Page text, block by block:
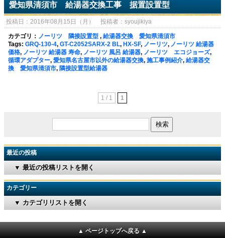
愛知県清須市 給湯器交換工事 据置設置型
投稿日：2016年08月15日（月） 投稿者：syoujikiya
カテゴリ： ノーリツ 隣接設置型, 給湯器交換 愛知県清須市
Tags: GRQ-130-4, GT-C2052SARX-2 BL, HX-SF, ノーリツ, ノーリツ 給湯器
価格, ノーリツ 給湯器 寿命, ノーリツ 風呂 給湯器, ノーリツ エコジョーズ,
循環アダプター, 愛知県名古屋市以外の給湯器交換, 施工事例紹介, 給湯器交
換 愛知県清須市, 隣接設置型給湯器
1 / 1 1
最近の投稿
▼ 最近の投稿リストを開く
カテゴリー
▼ カテゴリリストを開く
▲ ページトップへ戻る ▲